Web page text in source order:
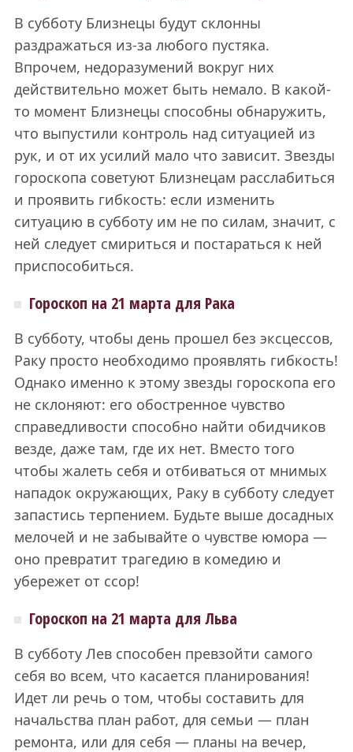
В субботу Близнецы будут склонны
раздражаться из-за любого пустяка.
Впрочем, недоразумений вокруг них
действительно может быть немало. В какой-
то момент Близнецы способны обнаружить,
что выпустили контроль над ситуацией из
рук, и от их усилий мало что зависит. Звезды
гороскопа советуют Близнецам расслабиться
и проявить гибкость: если изменить
ситуацию в субботу им не по силам, значит, с
ней следует смириться и постараться к ней
приспособиться.
Гороскоп на 21 марта для Рака
В субботу, чтобы день прошел без эксцессов,
Раку просто необходимо проявлять гибкость!
Однако именно к этому звезды гороскопа его
не склоняют: его обостренное чувство
справедливости способно найти обидчиков
везде, даже там, где их нет. Вместо того
чтобы жалеть себя и отбиваться от мнимых
нападок окружающих, Раку в субботу следует
запастись терпением. Будьте выше досадных
мелочей и не забывайте о чувстве юмора —
оно превратит трагедию в комедию и
убережет от ссор!
Гороскоп на 21 марта для Льва
В субботу Лев способен превзойти самого
себя во всем, что касается планирования!
Идет ли речь о том, чтобы составить для
начальства план работ, для семьи — план
ремонта, или для себя — планы на вечер,